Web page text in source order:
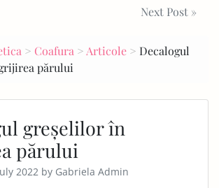
Next Post »
> Coafura > Articole > Decalogul
părului
greșelilor în
părului
2022 by Gabriela Admin